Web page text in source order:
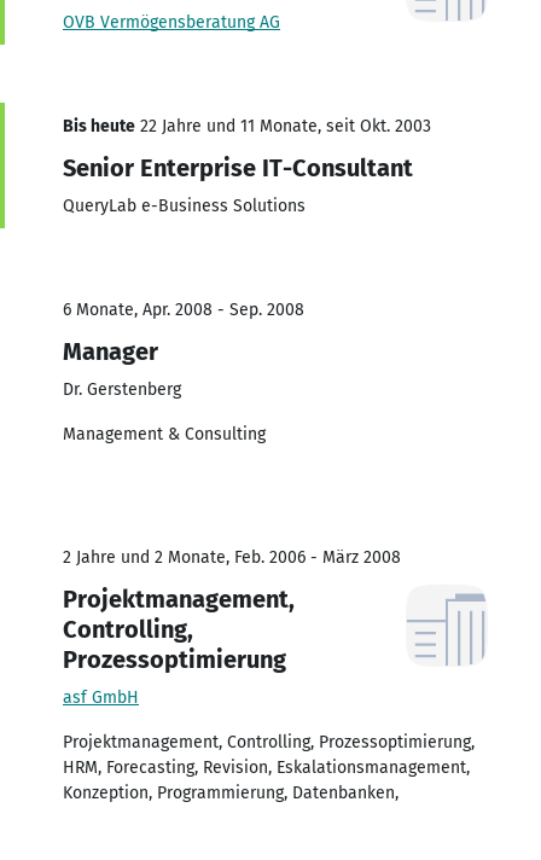
OVB Vermögensberatung AG
Bis heute 22 Jahre und 11 Monate, seit Okt. 2003
Senior Enterprise IT-Consultant
QueryLab e-Business Solutions
6 Monate, Apr. 2008 - Sep. 2008
Manager
Dr. Gerstenberg
Management & Consulting
2 Jahre und 2 Monate, Feb. 2006 - März 2008
Projektmanagement,
Controlling,
Prozessoptimierung
asf GmbH
Projektmanagement, Controlling, Prozessoptimierung,
HRM, Forecasting, Revision, Eskalationsmanagement,
Konzeption, Programmierung, Datenbanken,